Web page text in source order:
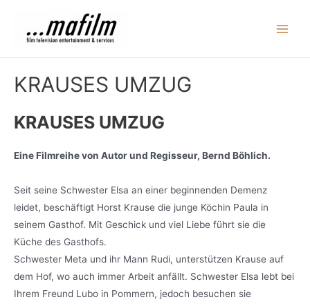
springen
KRAUSES UMZUG
KRAUSES UMZUG
Eine Filmreihe von Autor und Regisseur, Bernd Böhlich.
Seit seine Schwester Elsa an einer beginnenden Demenz
leidet, beschäftigt Horst Krause die junge Köchin Paula in
seinem Gasthof. Mit Geschick und viel Liebe führt sie die
Küche des Gasthofs.
Schwester Meta und ihr Mann Rudi, unterstützen Krause auf
dem Hof, wo auch immer Arbeit anfällt. Schwester Elsa lebt bei
Ihrem Freund Lubo in Pommern, jedoch besuchen sie